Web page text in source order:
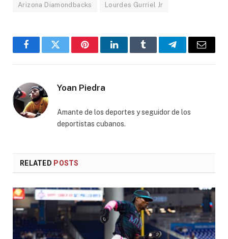
Arizona Diamondbacks Lourdes Gurriel Jr
FacebookTwitter PinterestLinkedInTumblr TelegramEmail
Yoan Piedra
Amante de los deportes y seguidor de los
deportistas cubanos.
RELATED POSTS